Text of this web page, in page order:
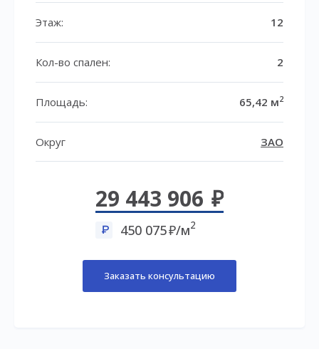
Этаж: 12
Кол-во спален: 2
Площадь: 65,42 м2
Округ ЗАО
29 443 906
450 075 /м2
Заказать консультацию